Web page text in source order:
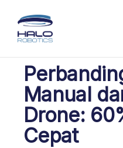
Manual
Drone:
Cepat